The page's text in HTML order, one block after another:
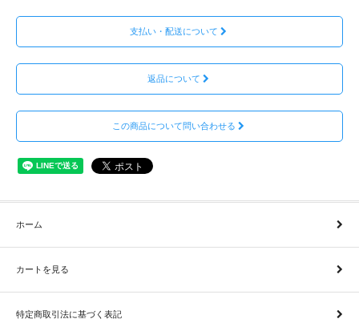
支払い・配送について
返品について
この商品について問い合わせる
ホーム
カートを見る
特定商取引法に基づく表記